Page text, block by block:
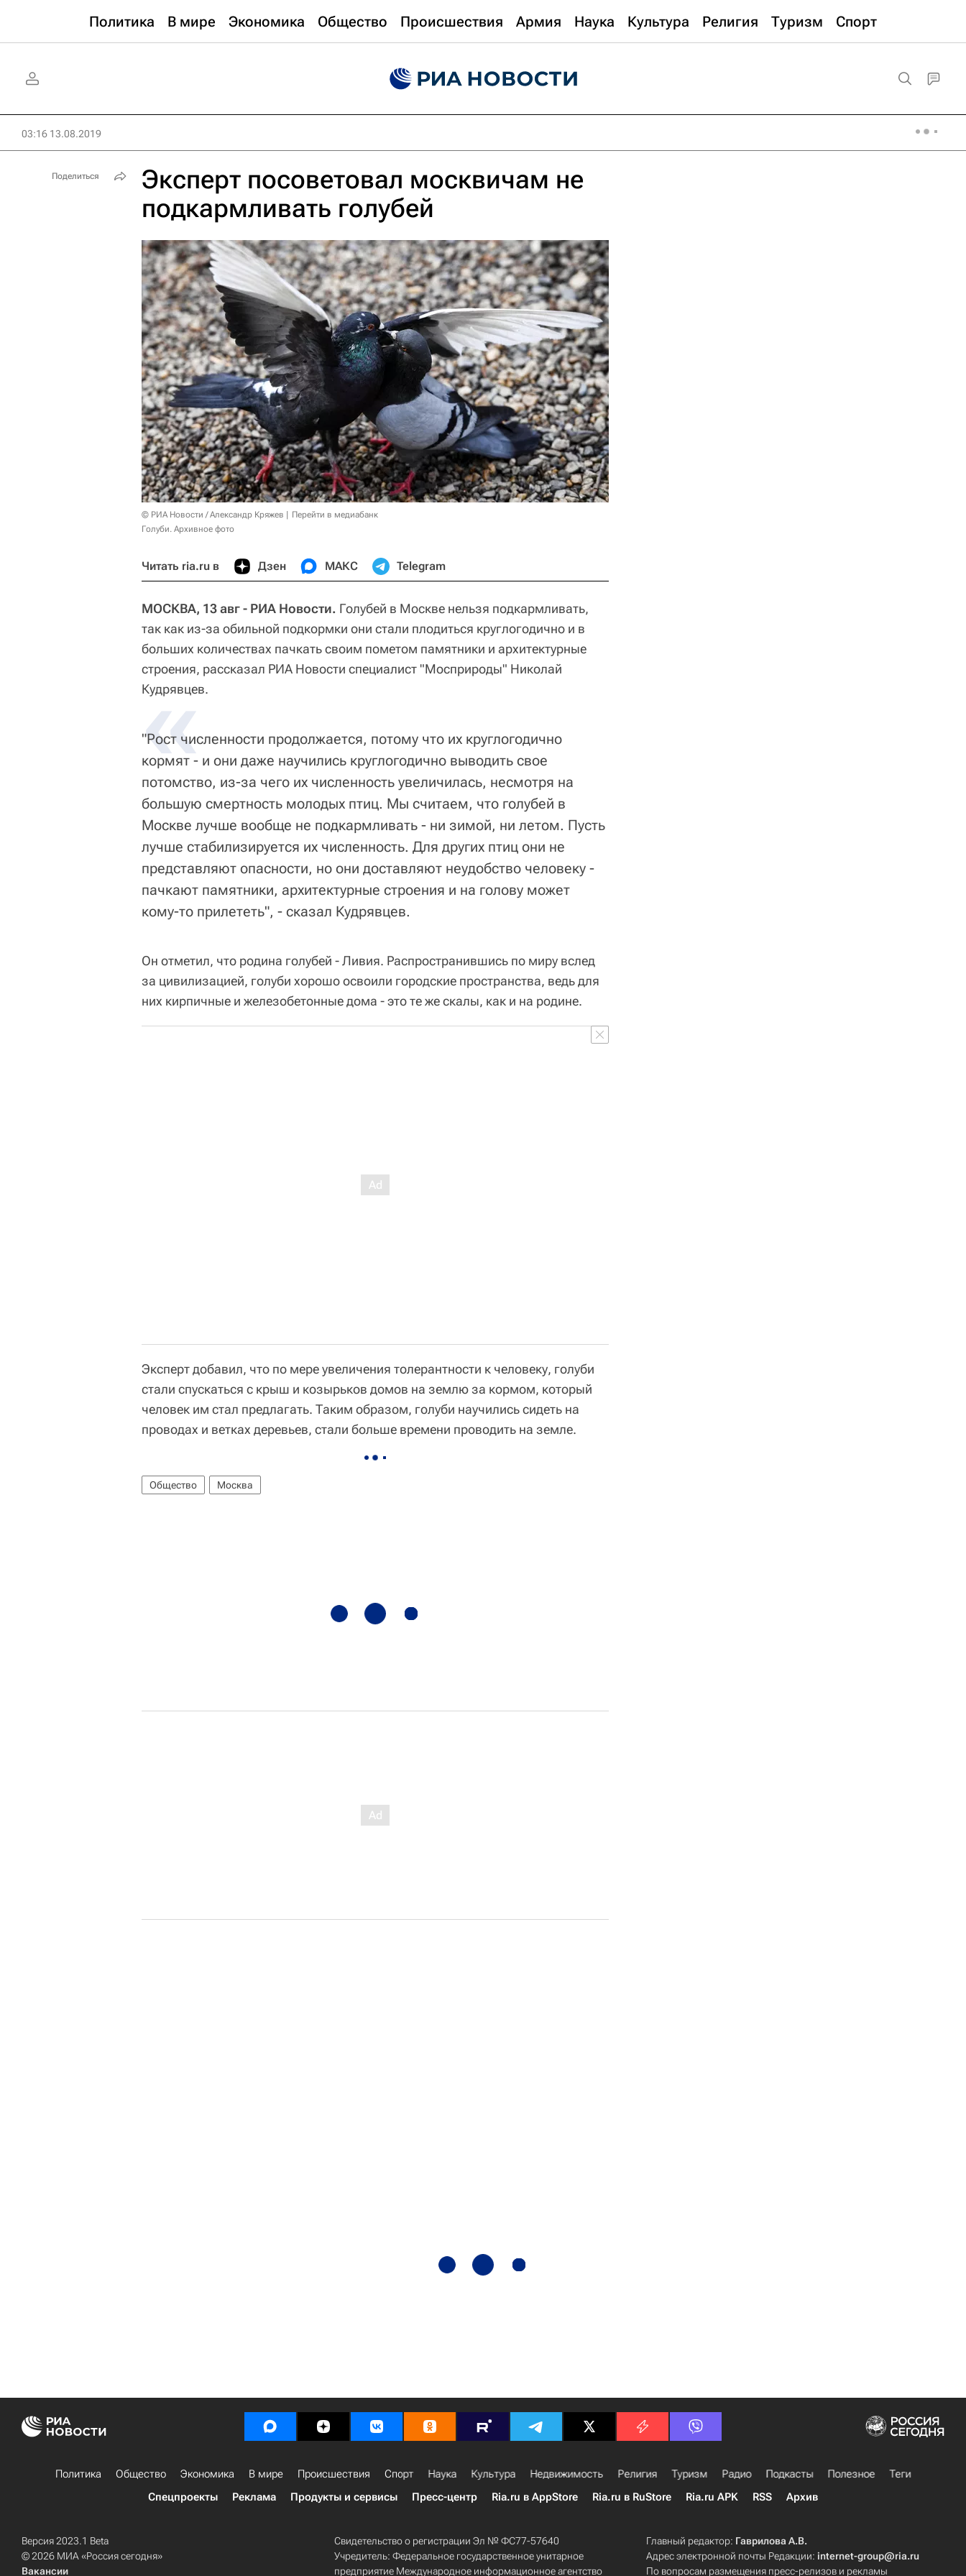
Политика В мире Экономика Общество Происшествия Армия Наука Культура Религия Туризм Спорт
03:16 13.08.2019
Эксперт посоветовал москвичам не
подкармливать голубей
© РИА Новости / Александр Кряжев
Перейти в медиабанк
Голуби. Архивное фото
Читать ria.ru в Дзен МАКС Telegram
МОСКВА, 13 авг - РИА Новости. Голубей в Москве нельзя подкармливать,
так как из-за обильной подкормки они стали плодиться круглогодично и в
больших количествах пачкать своим пометом памятники и архитектурные
строения, рассказал РИА Новости специалист "Мосприроды" Николай
Кудрявцев.
«
"Рост численности продолжается, потому что их круглогодично
кормят - и они даже научились круглогодично выводить свое
потомство, из-за чего их численность увеличилась, несмотря на
большую смертность молодых птиц. Мы считаем, что голубей в
Москве лучше вообще не подкармливать - ни зимой, ни летом. Пусть
лучше стабилизируется их численность. Для других птиц они не
представляют опасности, но они доставляют неудобство человеку -
пачкают памятники, архитектурные строения и на голову может
кому-то прилететь", - сказал Кудрявцев.
Он отметил, что родина голубей - Ливия. Распространившись по миру вслед
за цивилизацией, голуби хорошо освоили городские пространства, ведь для
них кирпичные и железобетонные дома - это те же скалы, как и на родине.
Эксперт добавил, что по мере увеличения толерантности к человеку, голуби
стали спускаться с крыш и козырьков домов на землю за кормом, который
человек им стал предлагать. Таким образом, голуби научились сидеть на
проводах и ветках деревьев, стали больше времени проводить на земле.
Общество Москва
Поделиться
Политика Общество Экономика В мире Происшествия Спорт Наука Культура Недвижимость Религия Туризм Радио Подкасты Полезное
Теги
Спецпроекты
Реклама Продукты и сервисы Пресс-центр Ria.ru в AppStore Ria.ru в RuStore Ria.ru APK RSS Архив
Версия 2023.1 Beta
© 2026 МИА «Россия сегодня»
Вакансии
Свидетельство о регистрации Эл № ФС77-57640
Учредитель: Федеральное государственное унитарное
предприятие Международное информационное агентство
Главный редактор: Гаврилова А.В.
Адрес электронной почты Редакции:internet-group@ria.ru
По вопросам размещения пресс-релизов и рекламы